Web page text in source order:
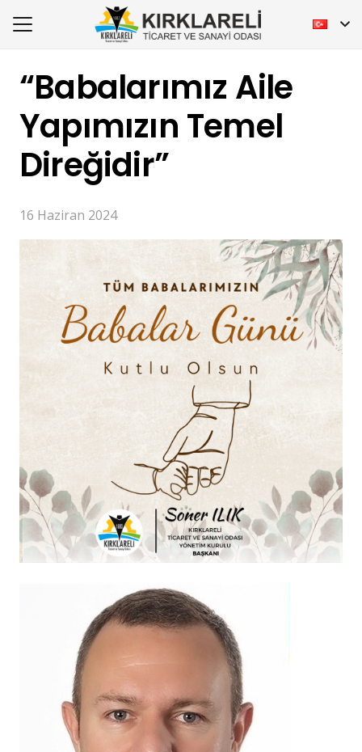
“Babalarımız Aile
Yapımızın Temel
Direğidir”
16 Haziran 2024